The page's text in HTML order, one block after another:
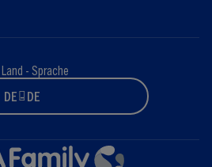
Land - Sprache
DE - DE